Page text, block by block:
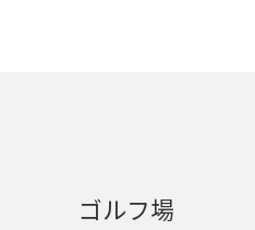
ゴルフ場